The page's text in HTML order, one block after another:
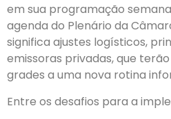
em sua programação
agenda do Plenário da
significa ajustes logísticos,
emissoras privadas, que
grades a uma nova rotina
Entre os desafios para a